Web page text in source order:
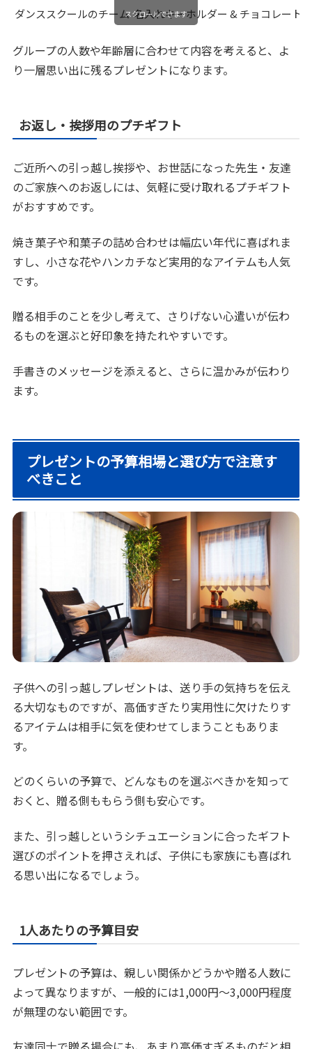
ダンススクールのチーム 名入れキーホルダー & チョコレート
スクロールできます
グループの人数や年齢層に合わせて内容を考えると、よ
り一層思い出に残るプレゼントになります。
お返し・挨拶用のプチギフト
ご近所への引っ越し挨拶や、お世話になった先生・友達
のご家族へのお返しには、気軽に受け取れるプチギフト
がおすすめです。
焼き菓子や和菓子の詰め合わせは幅広い年代に喜ばれま
すし、小さな花やハンカチなど実用的なアイテムも人気
です。
贈る相手のことを少し考えて、さりげない心遣いが伝わ
るものを選ぶと好印象を持たれやすいです。
手書きのメッセージを添えると、さらに温かみが伝わり
ます。
プレゼントの予算相場と選び方で注意す
べきこと
子供への引っ越しプレゼントは、送り手の気持ちを伝え
る大切なものですが、高価すぎたり実用性に欠けたりす
るアイテムは相手に気を使わせてしまうこともありま
す。
どのくらいの予算で、どんなものを選ぶべきかを知って
おくと、贈る側ももらう側も安心です。
また、引っ越しというシチュエーションに合ったギフト
選びのポイントを押さえれば、子供にも家族にも喜ばれ
る思い出になるでしょう。
1人あたりの予算目安
プレゼントの予算は、親しい関係かどうかや贈る人数に
よって異なりますが、一般的には1,000円～3,000円程度
が無理のない範囲です。